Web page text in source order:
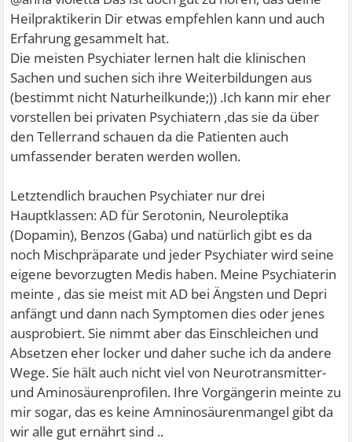
Heilpraktikerin Dir etwas empfehlen kann und auch
Erfahrung gesammelt hat.
Die meisten Psychiater lernen halt die klinischen
Sachen und suchen sich ihre Weiterbildungen aus
(bestimmt nicht Naturheilkunde;)) .Ich kann mir eher
vorstellen bei privaten Psychiatern ,das sie da über
den Tellerrand schauen da die Patienten auch
umfassender beraten werden wollen.
Letztendlich brauchen Psychiater nur drei
Hauptklassen: AD für Serotonin, Neuroleptika
(Dopamin), Benzos (Gaba) und natürlich gibt es da
noch Mischpräparate und jeder Psychiater wird seine
eigene bevorzugten Medis haben. Meine Psychiaterin
meinte , das sie meist mit AD bei Ängsten und Depri
anfängt und dann nach Symptomen dies oder jenes
ausprobiert. Sie nimmt aber das Einschleichen und
Absetzen eher locker und daher suche ich da andere
Wege. Sie hält auch nicht viel von Neurotransmitter-
und Aminosäurenprofilen. Ihre Vorgängerin meinte zu
mir sogar, das es keine Amninosäurenmangel gibt da
wir alle gut ernährt sind ..